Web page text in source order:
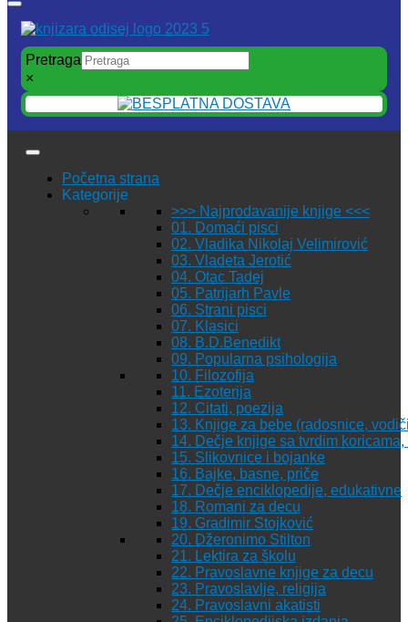
Pretraga
×
Početna strana
Kategorije
>>> Najprodavanije knjige <<<
01. Domaći pisci
02. Vladika Nikolaj Velimirović
03. Vladeta Jerotić
04. Otac Tadej
05. Patrijarh Pavle
06. Strani pisci
07. Klasici
08. B.D.Benedikt
09. Popularna psihologija
10. Filozofija
11. Ezoterija
12. Citati, poezija
13. Knjige za bebe (radosnice,
14. Dečje knjige sa tvrdim
15. Slikovnice i bojanke
16. Bajke, basne, priče
17. Dečje enciklopedije, edukativne
18. Romani za decu
19. Gradimir Stojković
20. Džeronimo Stilton
21. Lektira za školu
22. Pravoslavne knjige za decu
23. Pravoslavlje, religija
24. Pravoslavni akatisti